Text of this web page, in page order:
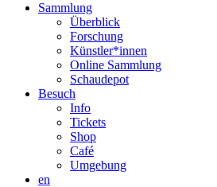
Sammlung
Überblick
Forschung
Künstler*innen
Online Sammlung
Schaudepot
Besuch
Info
Tickets
Shop
Café
Umgebung
en